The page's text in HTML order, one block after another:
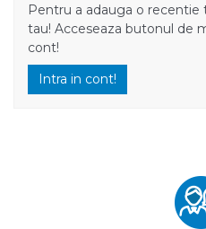
Pentru a adauga o recentie
tau! Acceseaza butonul de
cont!
Intra in cont!